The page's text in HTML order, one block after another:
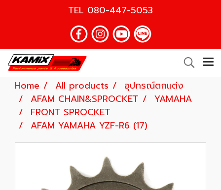
TEL 080-447-5053
Home All products
อุปกรณ์ตกแต่ง
AFAM CHAIN&SPROCKET
YAMAHA
FRONT SPROCKET
AFAM YAMAHA YZF-R6 (17)